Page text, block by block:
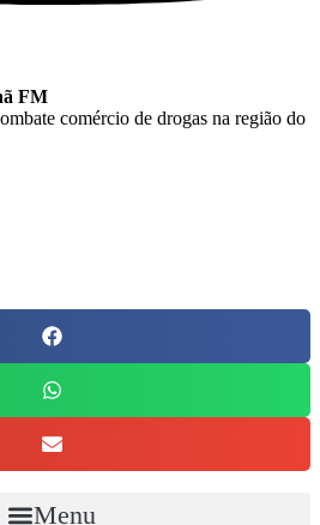
FM
comércio de drogas na região do
Menu